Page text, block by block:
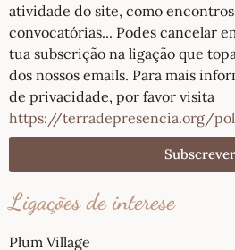
atividade do site, como
convocatórias... Podes cancelar
tua subscrição na ligação que
dos nossos emails. Para mais
de privacidade, por favor visita
https://terradepresencia.org/
Subscrever
Ligações de interese
Plum Village